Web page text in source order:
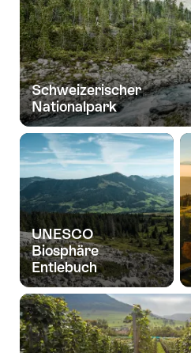
Schweizerischer
Nationalpark
UNESCO
Biosphäre
Entlebuch